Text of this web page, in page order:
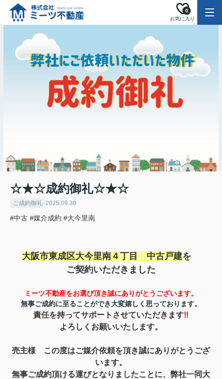
お気に入り
0
☆★☆成約御礼☆★☆
ご成約御礼 2025.09.30
#中古 #媒介成約 #大今里南
大阪市東成区大今里南４丁目 中古戸建を
ご契約いただきました
ミーツ不動産をお選び頂き誠にありがとうございます。
無事ご成約に至ることができ大変嬉しく思っております。
責任を持ってサポートさせていただきます‼
よろしくお願いいたします。
売主様 この度はご媒介依頼を頂き誠にありがとうござ
います。
無事ご成約頂ける運びとなりましたことに、弊社一同 大